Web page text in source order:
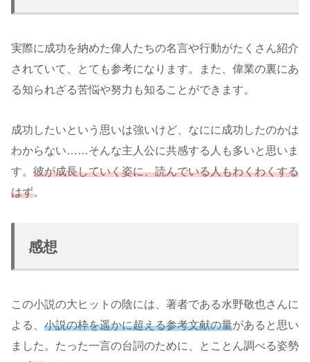
実際に成功を納めた偉人たちの名言や行動がたくさん紹介
されていて、とても参考になります。また、偉業の裏にあ
る知られざる苦悩や努力も知ることができます。
成功したいという思いは強いけど、なにに成功したのかは
わからない……そんな主人公に共感する人も多いと思いま
す。 彼が成長していく姿に、読んでいる人もわくわくする
はず。
感想
この小説の大ヒットの陰には、著者である水野敬也さんに
よる、 小説の枠を遥かに超える参考文献の量があると思い
ました。たった一言の台詞のために、とことん調べる姿勢